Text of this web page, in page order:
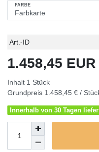
FARBE
Technisches
Wert
Art.-ID
1.458,45 EUR
Inhalt 1 Stück
Grundpreis 1.458,45 € /
Innerhalb von 30 Tagen